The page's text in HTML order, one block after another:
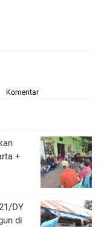
Komentar
+
DY
di